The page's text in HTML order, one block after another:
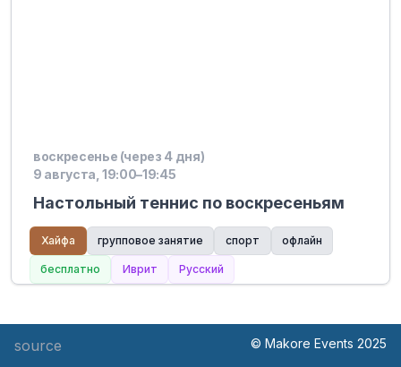
воскресенье (через 4 дня)
9 августа, 19:00–19:45
Настольный теннис по воскресеньям
Хайфа групповое занятие спорт офлайн
бесплатно Иврит Русский
source © Makore Events 2025